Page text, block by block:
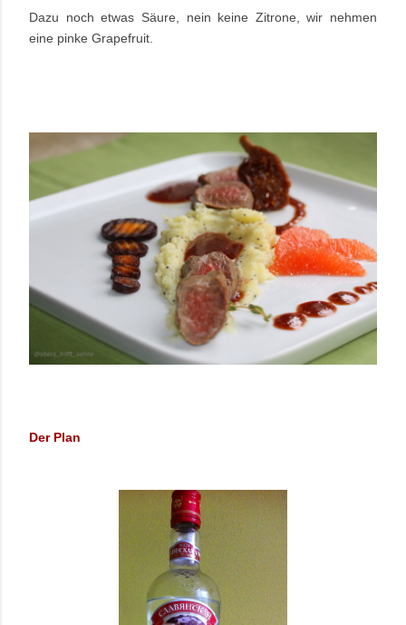
Dazu noch etwas Säure, nein keine Zitrone, wir nehmen
eine pinke Grapefruit.
Der Plan